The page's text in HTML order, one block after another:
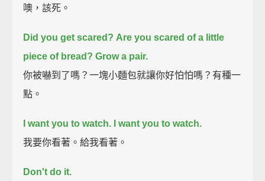
噢，該死。
Did you get scared? Are you scared of a little
piece of bread? Grow a pair.
你被嚇到了嗎？一塊小麵包就讓你好怕怕嗎？有種一
點。
I want you to watch.
I want you to watch.
我要你看著。給我看著。
Don't do it.